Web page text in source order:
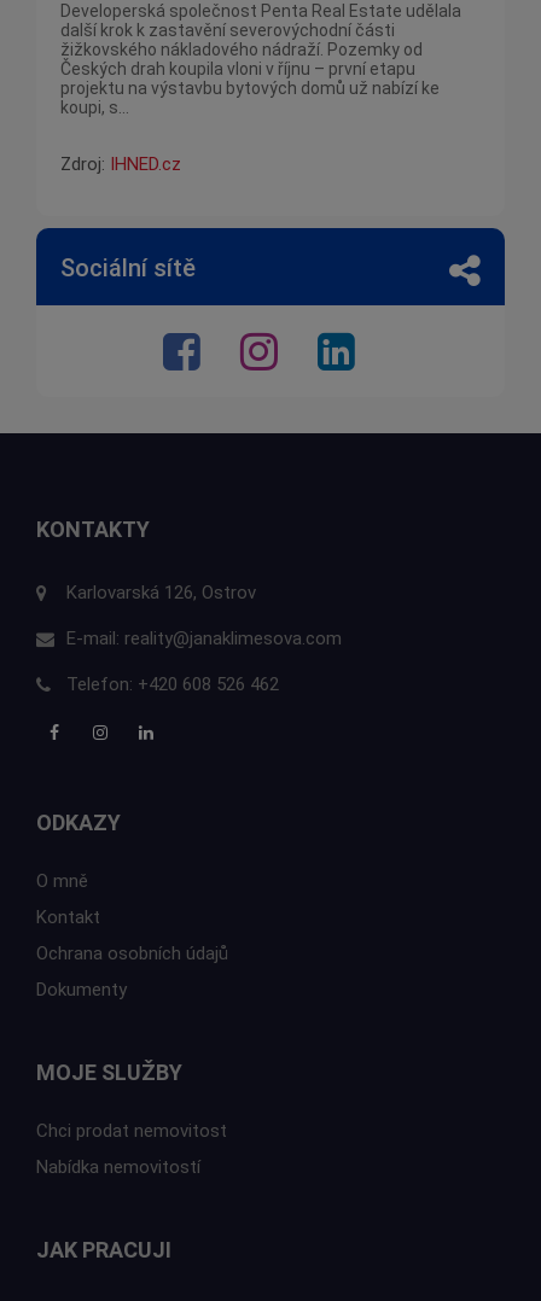
Developerská společnost Penta Real Estate udělala
další krok k zastavění severovýchodní části
žižkovského nákladového nádraží. Pozemky od
Českých drah koupila vloni v říjnu – první etapu
projektu na výstavbu bytových domů už nabízí ke
koupi, s...
Zdroj: IHNED.cz
Sociální sítě
KONTAKTY
Karlovarská 126, Ostrov
E-mail: reality@janaklimesova.com
Telefon: +420 608 526 462
ODKAZY
O mně
Kontakt
Ochrana osobních údajů
Dokumenty
MOJE SLUŽBY
Chci prodat nemovitost
Nabídka nemovitostí
JAK PRACUJI